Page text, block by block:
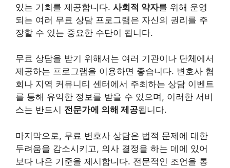
있는 기회를 제공합니다. 사회적 약자를 위해 운영
되는 여러 무료 상담 프로그램은 자신의 권리를 주
장할 수 있는 중요한 수단이 됩니다.
무료 상담을 받기 위해서는 여러 기관이나 단체에서
제공하는 프로그램을 이용하면 좋습니다. 변호사 협
회나 지역 커뮤니티 센터에서 주최하는 상담 이벤트
를 통해 유익한 정보를 받을 수 있으며, 이러한 서비
스는 반드시 전문가에 의해 제공됩니다.
마지막으로, 무료 변호사 상담은 법적 문제에 대한
두려움을 감소시키고, 의사 결정을 하는 데에 있어
보다 나은 기준을 제시합니다. 전문적인 조언을 통